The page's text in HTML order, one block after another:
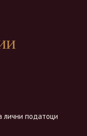
лични податоци